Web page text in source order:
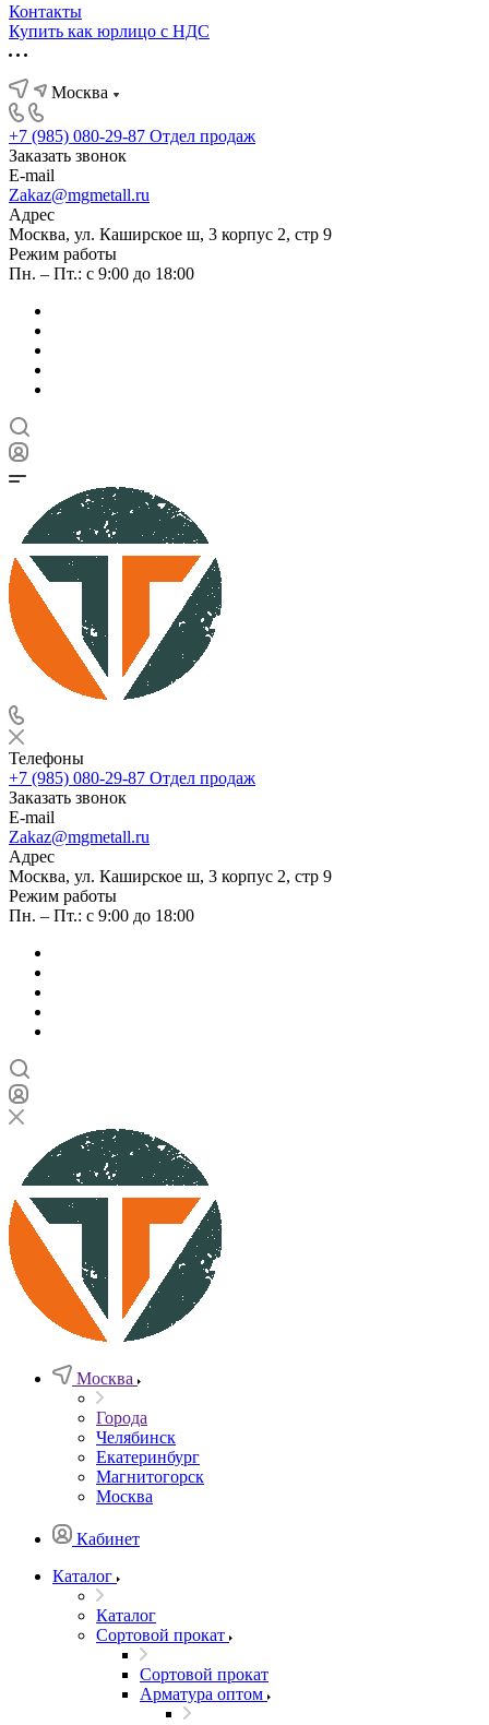
Контакты
Купить как юрлицо с НДС
Москва
+7 (985) 080-29-87 Отдел продаж
Заказать звонок
E-mail
Zakaz@mgmetall.ru
Адрес
Москва, ул. Каширское ш, 3 корпус 2, стр 9
Режим работы
Пн. – Пт.: с 9:00 до 18:00
Телефоны
+7 (985) 080-29-87 Отдел продаж
Заказать звонок
E-mail
Zakaz@mgmetall.ru
Адрес
Москва, ул. Каширское ш, 3 корпус 2, стр 9
Режим работы
Пн. – Пт.: с 9:00 до 18:00
Москва
Города
Челябинск
Екатеринбург
Магнитогорск
Москва
Кабинет
Каталог
Каталог
Сортовой прокат
Сортовой прокат
Арматура оптом